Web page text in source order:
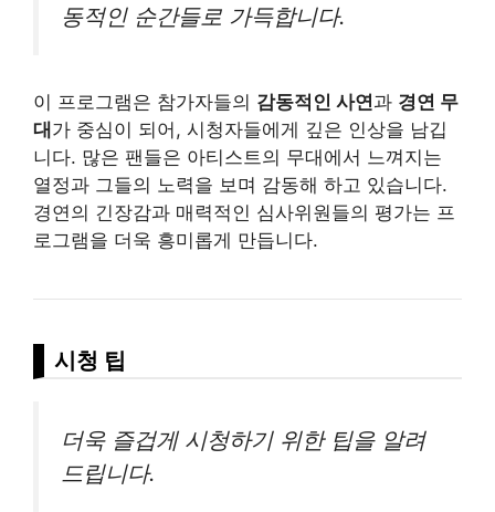
동적인 순간들로 가득합니다.
이 프로그램은 참가자들의 감동적인 사연과 경연 무
대 가 중심이 되어, 시청자들에게 깊은 인상을 남깁
니다. 많은 팬들은 아티스트의 무대에서 느껴지는
열정과 그들의 노력을 보며 감동해 하고 있습니다.
경연의 긴장감과 매력적인 심사위원들의 평가는 프
로그램을 더욱 흥미롭게 만듭니다.
시청 팁
더욱 즐겁게 시청하기 위한 팁을 알려
드립니다.